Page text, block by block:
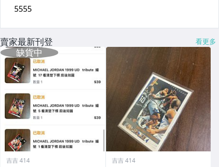
賣家最新刊登 看更多
吉吉 414 吉吉 414